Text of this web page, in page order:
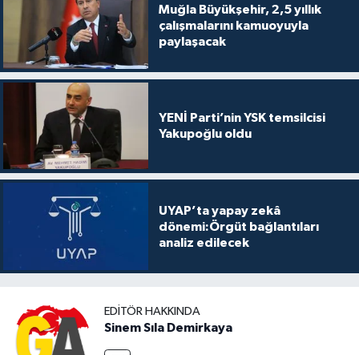
Muğla Büyükşehir, 2,5 yıllık
çalışmalarını kamuoyuyla
paylaşacak
YENİ Parti’nin YSK temsilcisi
Yakupoğlu oldu
UYAP’ta yapay zekâ
dönemi:Örgüt bağlantıları
analiz edilecek
EDITÖR HAKKINDA
Sinem Sıla Demirkaya